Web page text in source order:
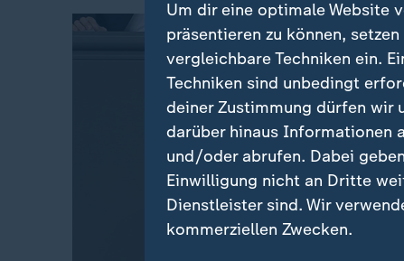
Um dir eine optimale Website
präsentieren zu können,
vergleichbare Techniken ein.
Techniken sind unbedingt
deiner Zustimmung dürfen wir
darüber hinaus Informationen
und/oder abrufen. Dabei
Einwilligung nicht an Dritte
Dienstleister sind. Wir
kommerziellen Zwecken.